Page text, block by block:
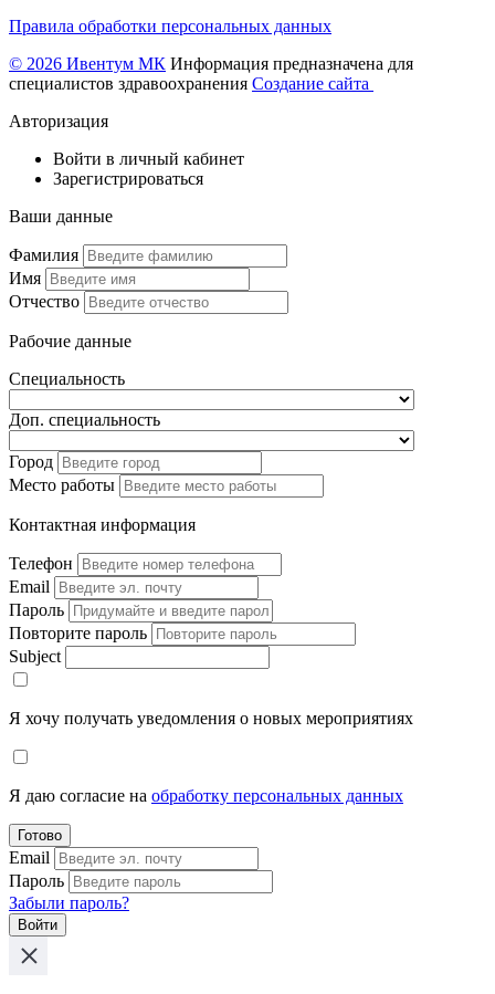
Правила обработки персональных данных
© 2026 Ивентум МК Информация предназначена для
специалистов здравоохранения Создание сайта
Авторизация
Войти в личный кабинет
Зарегистрироваться
Ваши данные
Фамилия
Имя
Отчество
Рабочие данные
Специальность
Доп. специальность
Город
Место работы
Контактная информация
Телефон
Email
Пароль
Повторите пароль
Subject
Я хочу получать уведомления о новых мероприятиях
Я даю согласие на обработку персональных данных
Готово
Email
Пароль
Забыли пароль?
Войти